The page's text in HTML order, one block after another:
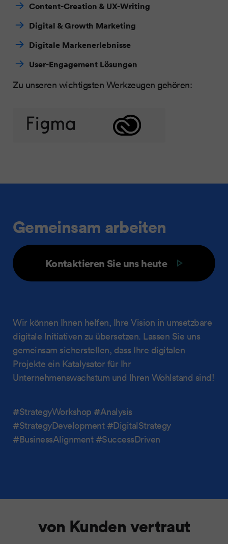
Content-Creation & UX-Writing
Digital & Growth Marketing
Digitale Markenerlebnisse
User-Engagement Lösungen
Zu unseren wichtigsten Werkzeugen gehören:
Gemeinsam arbeiten
Kontaktieren Sie uns heute
Wir können Ihnen helfen, Ihre Vision in umsetzbare
digitale Initiativen zu übersetzen. Lassen Sie uns
gemeinsam sicherstellen, dass Ihre digitalen
Projekte ein Katalysator für Ihr
Unternehmenswachstum und Ihren Wohlstand sind!
#StrategyWorkshop #Analysis
#StrategyDevelopment #DigitalStrategy
#BusinessAlignment #SuccessDriven
von Kunden vertraut